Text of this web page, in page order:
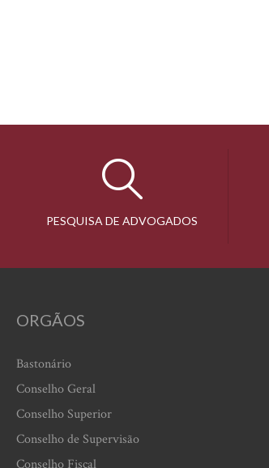
PESQUISA DE ADVOGADOS
ORGÃOS
Bastonário
Conselho Geral
Conselho Superior
Conselho de Supervisão
Conselho Fiscal